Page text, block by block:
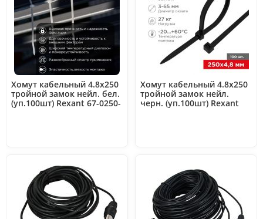
Хомут кабельный 4.8х250
тройной замок нейл. бел.
(уп.100шт) Rexant 67-0250-
Хомут кабельный 4.8х250
тройной замок нейл.
черн. (уп.100шт) Rexant